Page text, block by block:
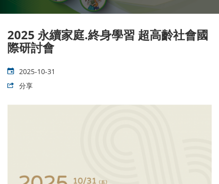
2025 永續家庭.終身學習 超高齡社會國
際研討會
2025-10-31
分享